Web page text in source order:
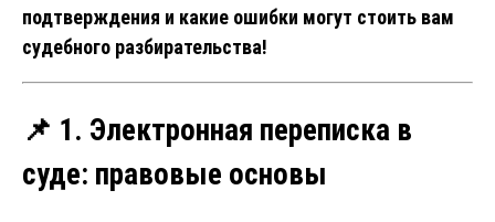
подтверждения и какие ошибки могут стоить вам
судебного разбирательства!
📌 1. Электронная переписка в
суде: правовые основы